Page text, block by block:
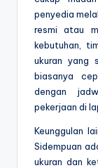
penyedia
resmi atau
kebutuhan,
ukuran yang
biasanya
dengan
pekerjaan di
Keunggulan
Sidempuan
ukuran dan